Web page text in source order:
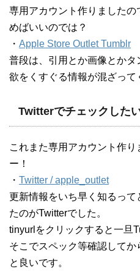
専用アカウント作りました
めばいいのでは？
・ Apple Store Outlet Tumblr
普段は、引用とか画像とか
欲をくすぐる情報が混ざって
Twitterでチェックした
これまた専用アカウント作
ー！
・ Twitter / apple_outlet
更新情報をいち早く知るっ
たのがTwitterでした。
tinyurlをクリックすると一旦
そこでスペック等確認して
と良いです。